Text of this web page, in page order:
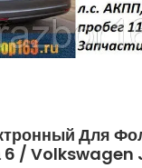
Для
6 / Volkswagen